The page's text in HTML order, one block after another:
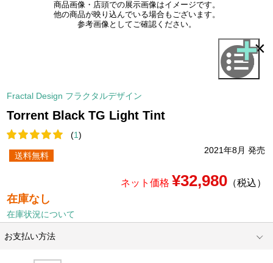
商品画像・店頭での展示画像はイメージです。
他の商品が映り込んでいる場合もございます。
参考画像としてご確認ください。
×
Fractal Design フラクタルデザイン
Torrent Black TG Light Tint
(1)
2021年8月 発売
送料無料
ネット価格 ¥32,980（税込）
在庫なし
在庫状況について
お支払い方法